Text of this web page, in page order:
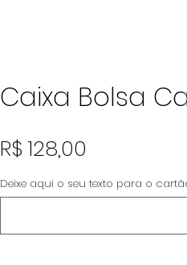
Caixa Bolsa
R$ 128,00
Deixe aqui o seu texto para o